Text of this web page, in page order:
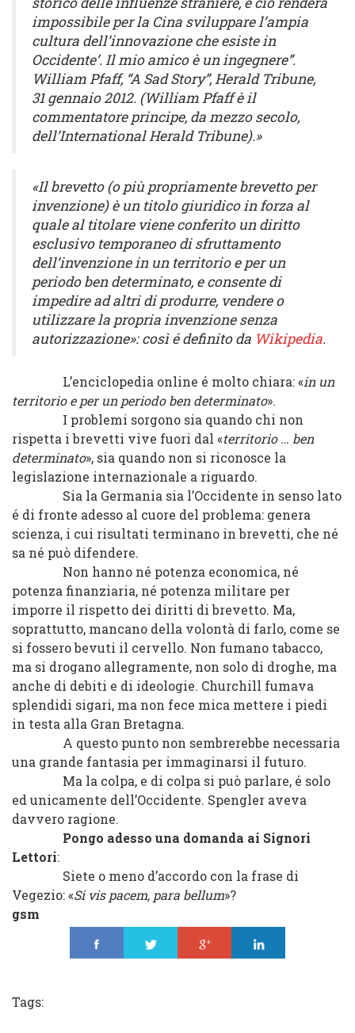
impossibile per la Cina sviluppare l’ampia
cultura dell’innovazione che esiste in
Occidente’. Il mio amico è un ingegnere”.
William Pfaff, “A Sad Story”, Herald Tribune,
31 gennaio 2012. (William Pfaff è il
commentatore principe, da mezzo secolo,
dell’International Herald Tribune).»
«Il brevetto (o più propriamente brevetto per
invenzione) è un titolo giuridico in forza al
quale al titolare viene conferito un diritto
esclusivo temporaneo di sfruttamento
dell’invenzione in un territorio e per un
periodo ben determinato, e consente di
impedire ad altri di produrre, vendere o
utilizzare la propria invenzione senza
autorizzazione»: così é definito da Wikipedia.
L’enciclopedia online é molto chiara: «in un
territorio e per un periodo ben determinato».
I problemi sorgono sia quando chi non
rispetta i brevetti vive fuori dal «territorio … ben
determinato», sia quando non si riconosce la
legislazione internazionale a riguardo.
Sia la Germania sia l’Occidente in senso lato
é di fronte adesso al cuore del problema: genera
scienza, i cui risultati terminano in brevetti, che né
sa né può difendere.
Non hanno né potenza economica, né
potenza finanziaria, né potenza militare per
imporre il rispetto dei diritti di brevetto. Ma,
soprattutto, mancano della volontà di farlo, come se
si fossero bevuti il cervello. Non fumano tabacco,
ma si drogano allegramente, non solo di droghe, ma
anche di debiti e di ideologie. Churchill fumava
splendidi sigari, ma non fece mica mettere i piedi
in testa alla Gran Bretagna.
A questo punto non sembrerebbe necessaria
una grande fantasia per immaginarsi il futuro.
Ma la colpa, e di colpa si può parlare, é solo
ed unicamente dell’Occidente. Spengler aveva
davvero ragione.
Pongo adesso una domanda ai Signori
Lettori:
Siete o meno d’accordo con la frase di
Vegezio: «Si vis pacem, para bellum»?
gsm
Tags: